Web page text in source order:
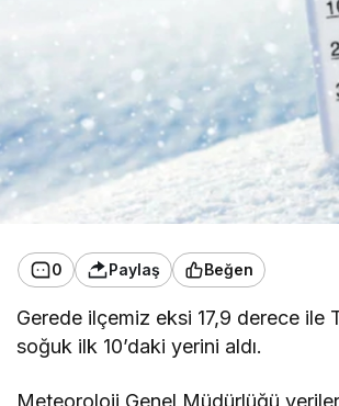
0 Paylaş Beğen
Gerede ilçemiz eksi 17,9 derece ile
soğuk ilk 10’daki yerini aldı.
Meteoroloji Genel Müdürlüğü